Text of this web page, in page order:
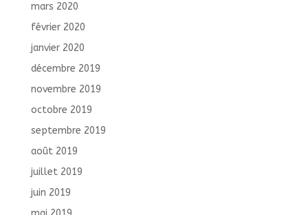
mars 2020
février 2020
janvier 2020
décembre 2019
novembre 2019
octobre 2019
septembre 2019
août 2019
juillet 2019
juin 2019